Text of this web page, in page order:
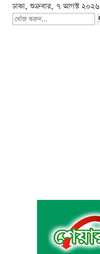
ঢাকা, শুক্রবার, ৭ আগস্ট ২০২৬